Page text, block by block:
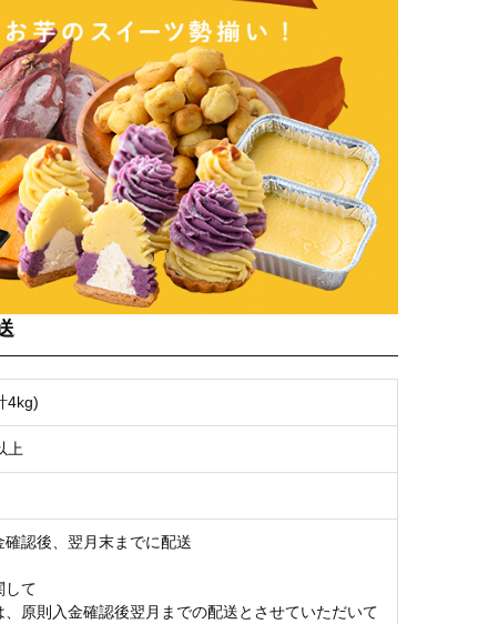
4kg)
上
確認後、翌月末までに配送
して
、原則入金確認後翌月までの配送とさせていただいて